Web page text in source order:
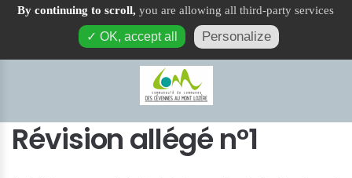
Urbanisme
Révision allégé n°1
By continuing to scroll, you are allowing all third-party services
✓ OK, accept all Personalize